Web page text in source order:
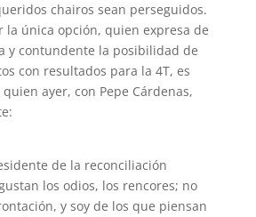
chairos sean perseguidos.
la única opción, quien expresa de
y contundente la posibilidad de
con resultados para la 4T, es
ayer, con Pepe Cárdenas,
de la reconciliación
los odios, los rencores; no
y soy de los que piensan